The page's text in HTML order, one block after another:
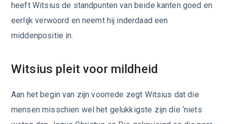
heeft Witsius de standpunten van beide kanten goed en
eerlijk verwoord en neemt hij inderdaad een
middenpositie in.
Witsius pleit voor mildheid
Aan het begin van zijn voorrede zegt Witsius dat die
mensen misschien wel het gelukkigste zijn die ‘niets